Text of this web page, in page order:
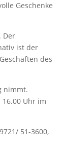
Geschenke
Der
ist der
des
nimmt.
Uhr im
51-3600,